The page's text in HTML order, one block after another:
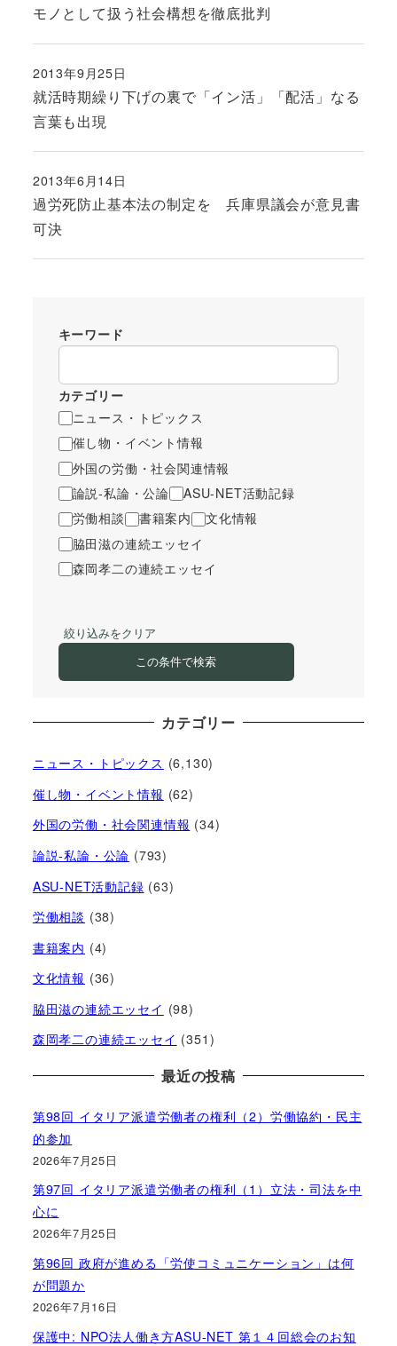
モノとして扱う社会構想を徹底批判
就活時期繰り下げの裏で「イン活」「配活」なる
言葉も出現
投稿日
2013年9月25日
過労死防止基本法の制定を 兵庫県議会が意見書
可決
投稿日
2013年6月14日
キーワード
カテゴリー
ニュース・トピックス
催し物・イベント情報
外国の労働・社会関連情報
論説-私論・公論
ASU-NET活動記録
労働相談
書籍案内
文化情報
脇田滋の連続エッセイ
森岡孝二の連続エッセイ
絞り込みをクリア
この条件で検索
カテゴリー
ニュース・トピックス (6,130)
催し物・イベント情報 (62)
外国の労働・社会関連情報 (34)
論説-私論・公論 (793)
ASU-NET活動記録 (63)
労働相談 (38)
書籍案内 (4)
文化情報 (36)
脇田滋の連続エッセイ (98)
森岡孝二の連続エッセイ (351)
最近の投稿
第98回 イタリア派遣労働者の権利（2）労働協約・民主
的参加
2026年7月25日
第97回 イタリア派遣労働者の権利（1）立法・司法を中
心に
2026年7月25日
第96回 政府が進める「労使コミュニケーション」は何
が問題か
2026年7月16日
保護中: NPO法人働き方ASU-NET 第１４回総会のお知